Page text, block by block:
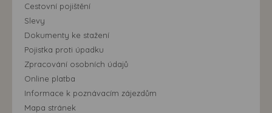
Cestovní pojištění
Slevy
Dokumenty ke stažení
Pojistka proti úpadku
Zpracování osobních údajů
Online platba
Informace k poznávacím zájezdům
Mapa stránek